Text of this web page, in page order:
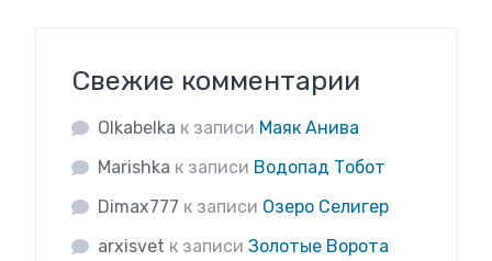
Свежие комментарии
Olkabelka к записи Маяк Анива
Marishka к записи Водопад Тобот
Dimax777 к записи Озеро Селигер
arxisvet к записи Золотые Ворота